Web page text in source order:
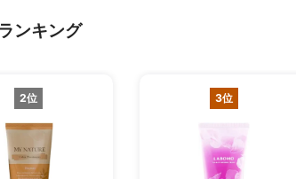
ンキング
2位 3位